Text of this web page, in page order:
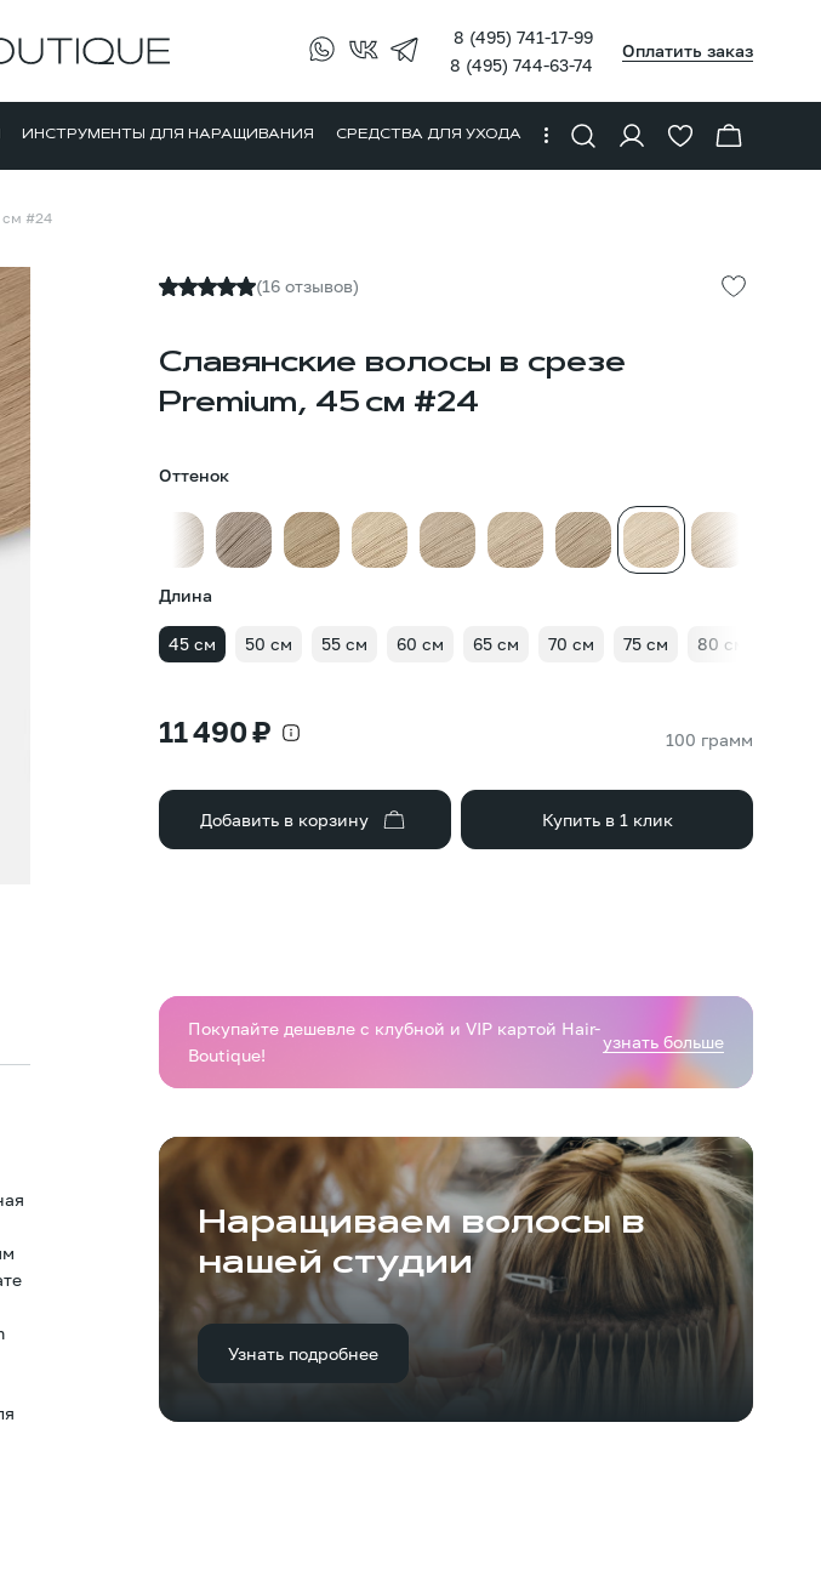
8 (495) 741-17-99
8 (495) 744-63-74
Оплатить заказ
ИНСТРУМЕНТЫ ДЛЯ НАРАЩИВАНИЯ СРЕДСТВА ДЛЯ УХОДА
см #24
(16 отзывов)
Славянские волосы в срезе
Premium, 45 см #24
Оттенок
Длина
45 см 50 см 55 см 60 см 65 см 70 см 75 см 80 см
11 490 ₽ 100 грамм
Добавить в корзину Купить в 1 клик
Покупайте дешевле с клубной и VIP картой Hair-
Boutique!
узнать больше
Наращиваем волосы в
нашей студии
Узнать подробнее